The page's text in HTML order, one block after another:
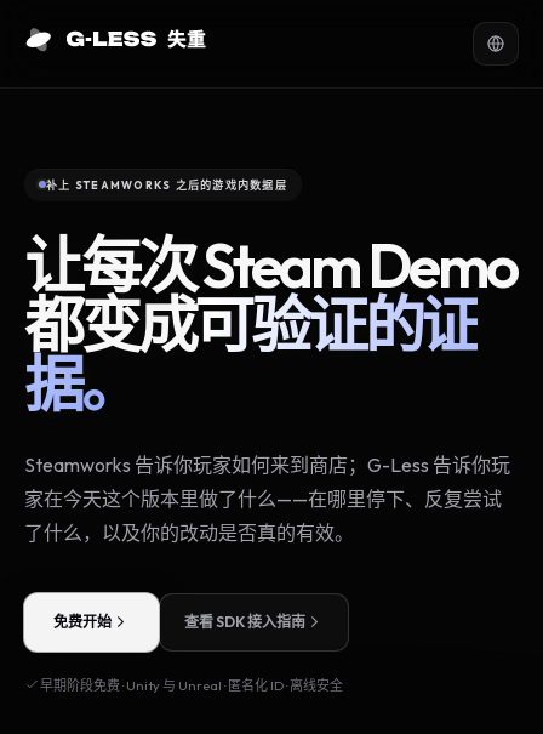
补上 STEAMWORKS 之后的游戏内数据层
让每次 Steam Demo
都变成可验证的证
据。
Steamworks 告诉你玩家如何来到商店；G-Less 告诉你玩
家在今天这个版本里做了什么——在哪里停下、反复尝试
了什么，以及你的改动是否真的有效。
免费开始 查看 SDK 接入指南
早期阶段免费 · Unity 与 Unreal · 匿名化 ID · 离线安全